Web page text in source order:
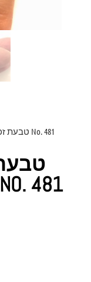
/ metal glass ring טבעת זכוכית חום מיטלי No. 481
זכוכית חום מיטלי NO. 481